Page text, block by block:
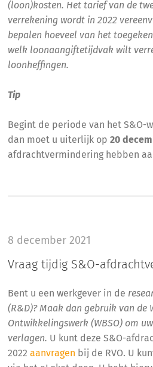
(loon)kosten. Het tarief van de
verrekening wordt in 2022
bepalen hoeveel van het
welk loonaangiftetijdvak wilt
loonheffingen.
Tip
Begint de periode van het S&O-
dan moet u uiterlijk op20
afdrachtvermindering hebben
8 december 2021
Vraag tijdig S&O-
Bent u een werkgever in de
(R&D)? Maak dan gebruik van de
Ontwikkelingswerk (WBSO) om
verlagen. U kunt deze S&O-
2022aanvragen bij de RVO. U